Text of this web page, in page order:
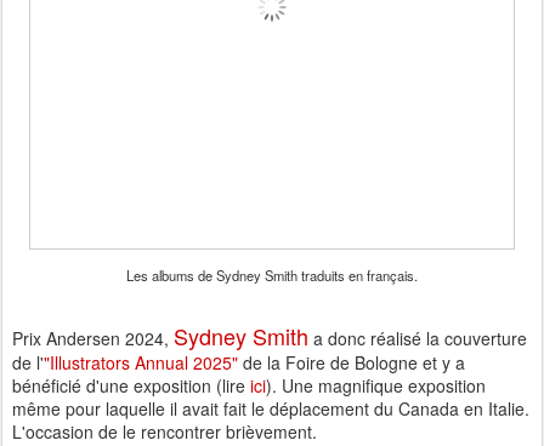
Les albums de Sydney Smith traduits en français.
Prix Andersen 2024, Sydney Smith a donc réalisé la couverture
de l'"Illustrators Annual 2025" de la Foire de Bologne et y a
bénéficié d'une exposition (lire ici). Une magnifique exposition
même pour laquelle il avait fait le déplacement du Canada en Italie.
L'occasion de le rencontrer brièvement.